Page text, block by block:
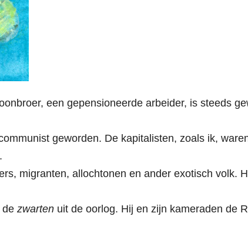
een gepensioneerde arbeider, is steeds
geworden. De kapitalisten, zoals ik,
migranten, allochtonen en ander exotisch volk.
de zwarten uit de oorlog. Hij en zijn kameraden de